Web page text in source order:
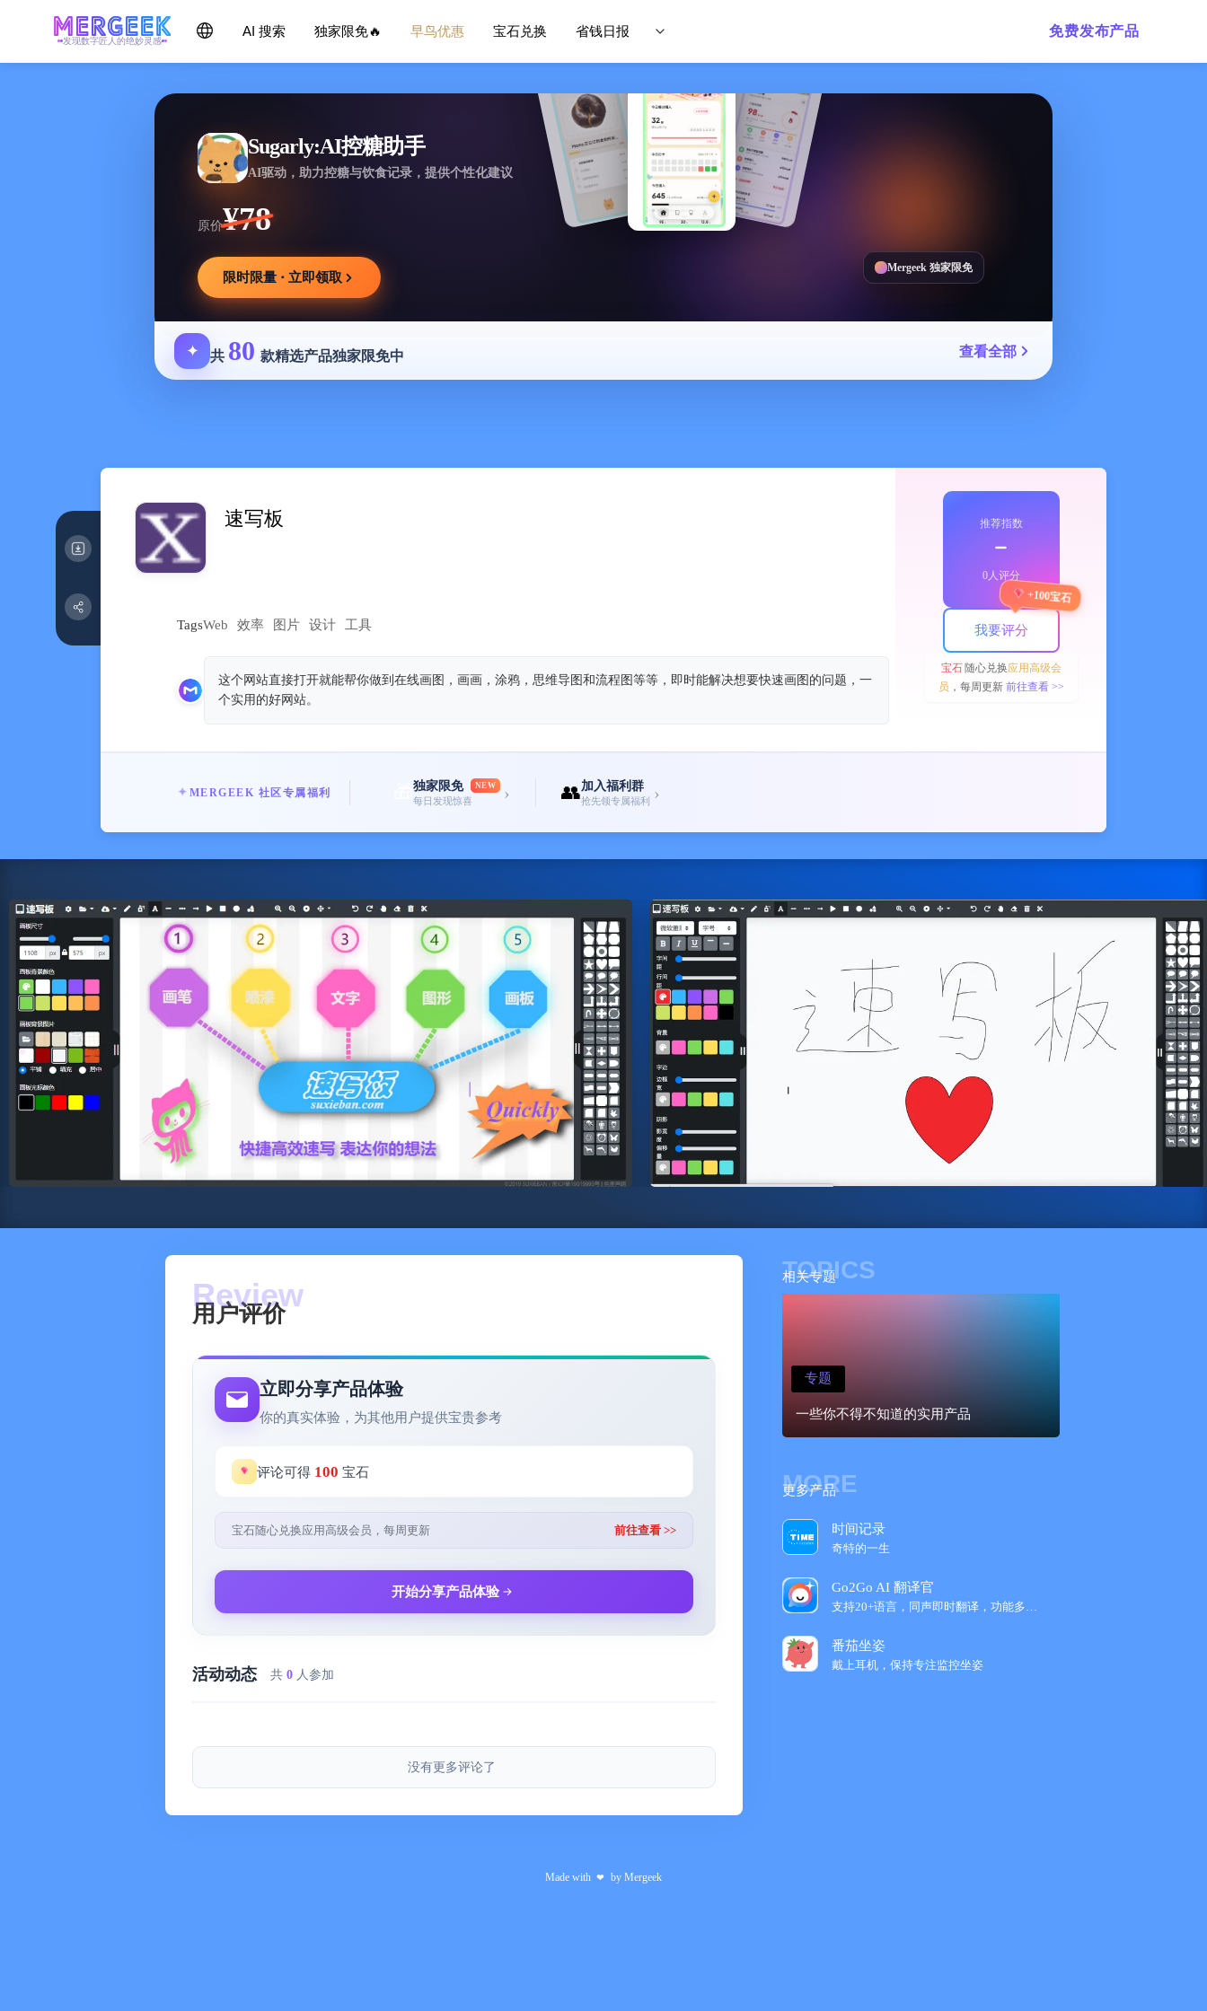
发现数字匠人的绝妙灵感
AI 搜索 独家限免🔥 早鸟优惠 宝石兑换 省钱日报 免费发布产品
Sugarly:AI控糖助手
AI驱动，助力控糖与饮食记录，提供个性化建议
原价¥78
限时限量 · 立即领取
Mergeek 独家限免
✦ 共 80 款精选产品独家限免中 查看全部
速写板
TagsWeb 效率 图片 设计 工具
这个网站直接打开就能帮你做到在线画图，画画，涂鸦，思维导图和流程图等等，即时能解决想要快速画图的问题，一
个实用的好网站。
推荐指数
﹣
0人评分
我要评分
+100宝石
宝石随心兑换应用高级会
员 ，每周更新 前往查看 >>
✦ MERGEEK 社区专属福利 独家限免 NEW
每日发现惊喜 › 👥加入福利群
抢先领专属福利 ›
用户评价
立即分享产品体验
你的真实体验，为其他用户提供宝贵参考
评论可得 100 宝石
宝石随心兑换应用高级会员，每周更新 前往查看 >>
开始分享产品体验
活动动态 共 0 人参加
没有更多评论了
TOPICS
相关专题
一些你不得不知道的实用产品
专题
MORE
更多产品
时间记录
奇特的一生
Go2Go AI 翻译官
支持20+语言，同声即时翻译，功能多样便捷
番茄坐姿
戴上耳机，保持专注监控坐姿
Made with ❤ by Mergeek